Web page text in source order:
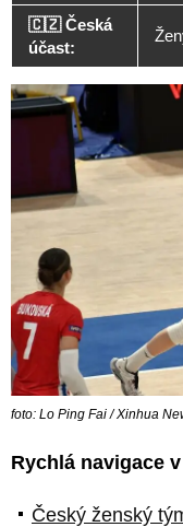
🇨🇿 Česká
účast:
foto: Lo Ping Fai / Xinhua
Rychlá navigace
Český ženský